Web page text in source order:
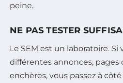
peine.
NE PAS TESTER
Le SEM est un laboratoire. Si
différentes annonces, pages
enchères, vous passez à côté